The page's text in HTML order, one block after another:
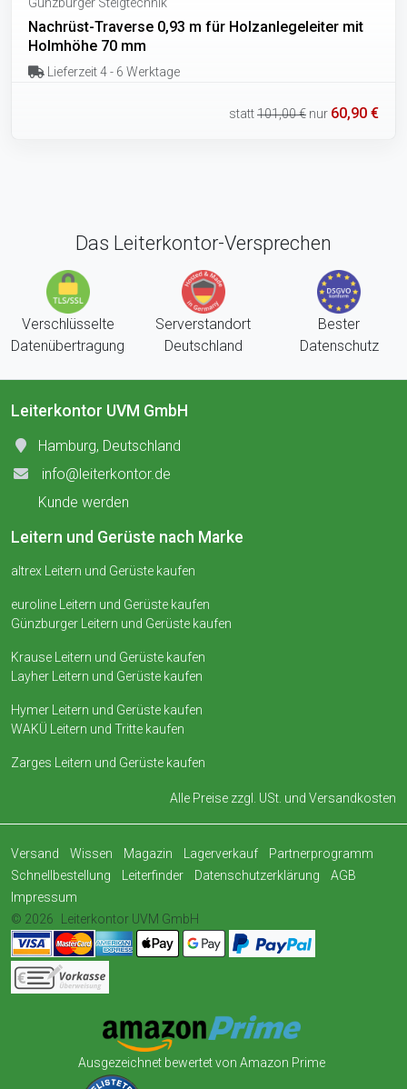
Günzburger Steigtechnik
Nachrüst-Traverse 0,93 m für Holzanlegeleiter mit
Holmhöhe 70 mm
Lieferzeit 4 - 6 Werktage
statt101,00 € nur 60,90 €
Das Leiterkontor-Versprechen
Verschlüsselte
Datenübertragung
Serverstandort
Deutschland
Bester
Datenschutz
Leiterkontor UVM GmbH
Hamburg, Deutschland
info@leiterkontor.de
Kunde werden
Leitern und Gerüste nach Marke
altrex Leitern und Gerüste kaufen
euroline Leitern und Gerüste kaufen
Günzburger Leitern und Gerüste kaufen
Krause Leitern und Gerüste kaufen
Layher Leitern und Gerüste kaufen
Hymer Leitern und Gerüste kaufen
WAKÜ Leitern und Tritte kaufen
Zarges Leitern und Gerüste kaufen
Alle Preise zzgl. USt. und Versandkosten
Versand Wissen Magazin Lagerverkauf
Partnerprogramm
Schnellbestellung
Leiterfinder Datenschutzerklärung
AGB
Impressum
© 2026
Leiterkontor UVM GmbH
Ausgezeichnet bewertet von Amazon Prime